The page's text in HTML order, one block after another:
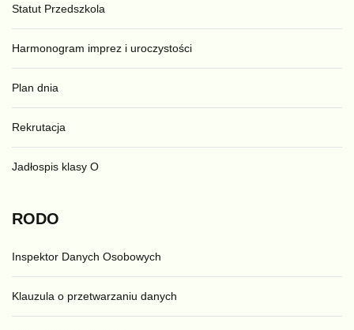
Statut Przedszkola
Harmonogram imprez i uroczystości
Plan dnia
Rekrutacja
Jadłospis klasy O
RODO
Inspektor Danych Osobowych
Klauzula o przetwarzaniu danych